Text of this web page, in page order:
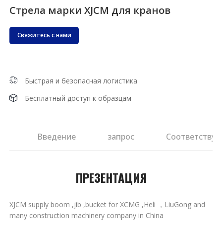
Стрела марки XJCM для кранов
Свяжитесь с нами
Быстрая и безопасная логистика
Бесплатный доступ к образцам
Введение запрос
ПРЕЗЕНТАЦИЯ
XJCM supply boom ,jib ,bucket for XCMG ,Heli ，LiuGong and
many construction machinery company in China